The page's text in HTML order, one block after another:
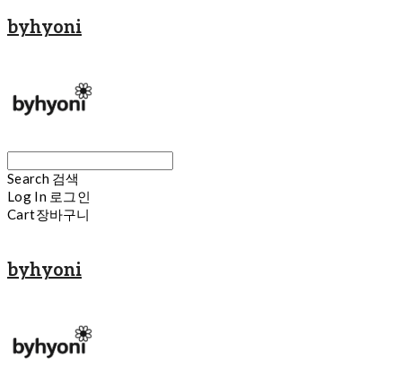
byhyoni
Search 검색
Log In 로그인
Cart장바구니
byhyoni